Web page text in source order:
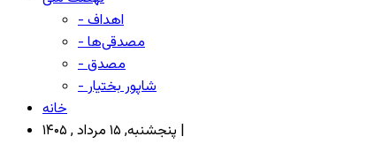
- اهداف
- مصدقی‌ها
- مصدق
- شاپور بختیار
خانه
پنجشنبه, ۱۵ مرداد , ۱۴۰۵ |